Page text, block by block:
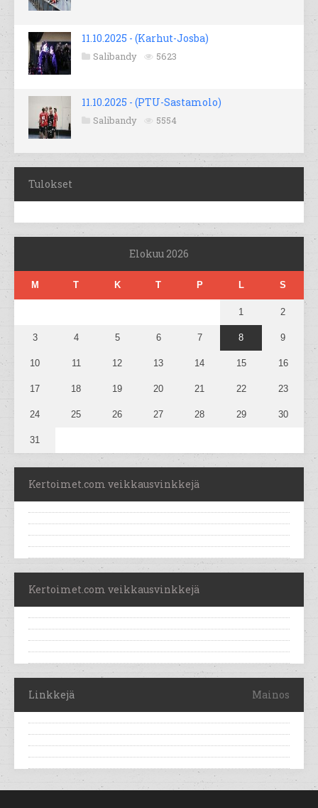
11.10.2025 - (Karhut-Josba)
Salibandy 5623
11.10.2025 - (PTU-Sastamolo)
Salibandy 5554
Tulokset
Elokuu 2026
M T K T P L S
1 2
3 4 5 6 7 8 9
10 11 12 13 14 15 16
17 18 19 20 21 22 23
24 25 26 27 28 29 30
31
Kertoimet.com veikkausvinkkejä
Kertoimet.com veikkausvinkkejä
Linkkejä Mainos